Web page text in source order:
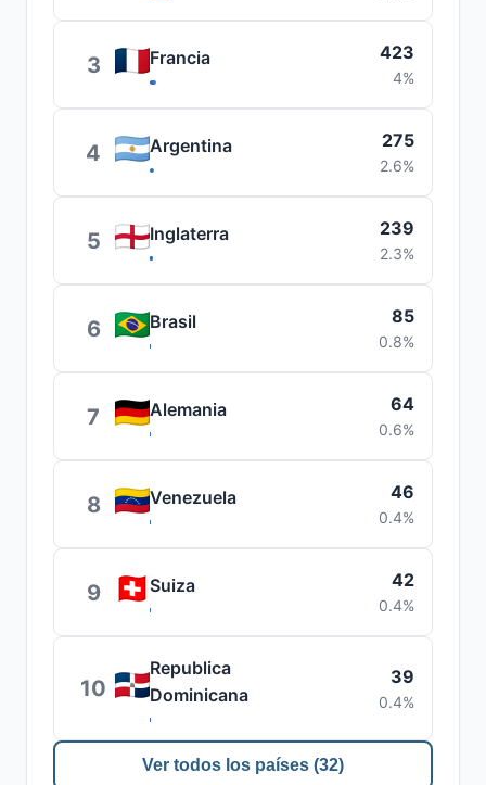
3 Francia 423
4%
4 Argentina 275
2.6%
5 Inglaterra 239
2.3%
6 Brasil 85
0.8%
7 Alemania 64
0.6%
8 Venezuela 46
0.4%
9 Suiza 42
0.4%
10
Republica
Dominicana
39
0.4%
Ver todos los países (32)